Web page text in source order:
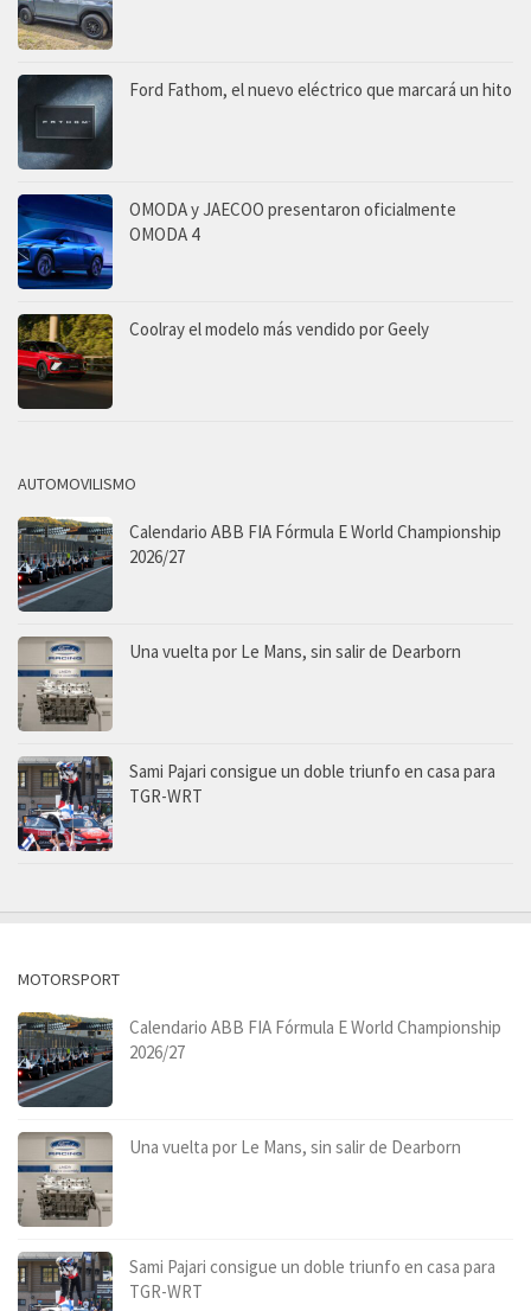
Ford Fathom, el nuevo eléctrico que marcará un hito
OMODA y JAECOO presentaron oficialmente
OMODA 4
Coolray el modelo más vendido por Geely
AUTOMOVILISMO
Calendario ABB FIA Fórmula E World Championship
2026/27
Una vuelta por Le Mans, sin salir de Dearborn
Sami Pajari consigue un doble triunfo en casa para
TGR-WRT
MOTORSPORT
Calendario ABB FIA Fórmula E World Championship
2026/27
Una vuelta por Le Mans, sin salir de Dearborn
Sami Pajari consigue un doble triunfo en casa para
TGR-WRT